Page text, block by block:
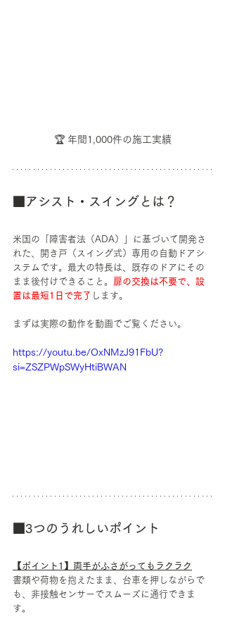
🏆 年間1,000件の施工実績
■アシスト・スイングとは？
米国の「障害者法（ADA）」に基づいて開発さ
れた、開き戸（スイング式）専用の自動ドアシ
ステムです。最大の特長は、既存のドアにその
まま後付けできること。 扉の交換は不要で、設
置は最短1日で完了 します。
まずは実際の動作を動画でご覧ください。
https://youtu.be/OxNMzJ91FbU?
si=ZSZPWpSWyHtiBWAN
■3つのうれしいポイント
【ポイント1】両手がふさがってもラクラク
書類や荷物を抱えたまま、台車を押しながらで
も、非接触センサーでスムーズに通行できま
す。